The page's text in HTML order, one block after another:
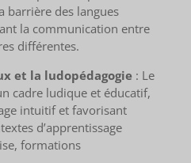
barrière des langues
la communication entre
différentes.
et la ludopédagogie: Le
cadre ludique et éducatif,
intuitif et favorisant
d’apprentissage
formations